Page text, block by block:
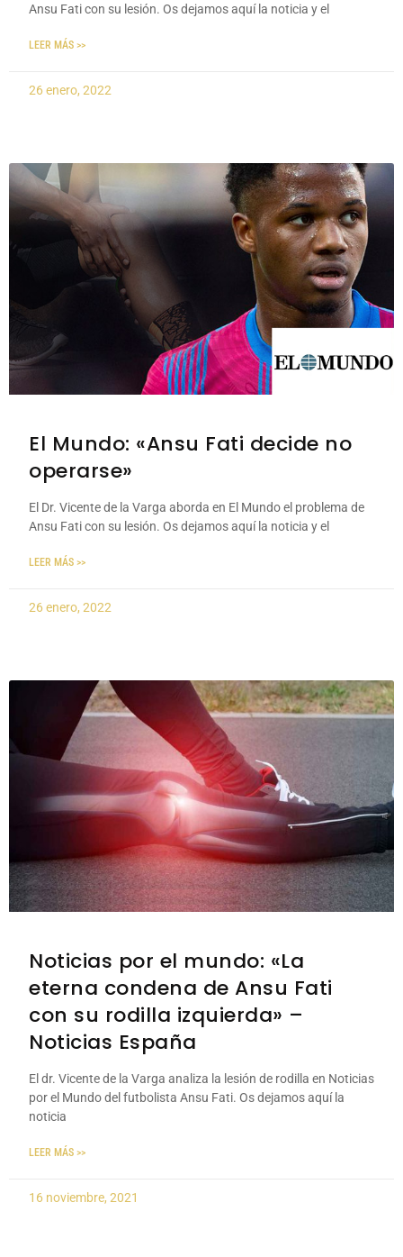
Ansu Fati con su lesión. Os dejamos aquí la noticia y el
LEER MÁS >>
26 enero, 2022
El Mundo: «Ansu Fati decide no
operarse»
El Dr. Vicente de la Varga aborda en El Mundo el problema de
Ansu Fati con su lesión. Os dejamos aquí la noticia y el
LEER MÁS >>
26 enero, 2022
Noticias por el mundo: «La
eterna condena de Ansu Fati
con su rodilla izquierda» –
Noticias España
El dr. Vicente de la Varga analiza la lesión de rodilla en Noticias
por el Mundo del futbolista Ansu Fati. Os dejamos aquí la
noticia
LEER MÁS >>
16 noviembre, 2021